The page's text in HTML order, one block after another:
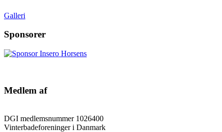
Galleri
Sponsorer
Medlem af
DGI medlemsnummer 1026400
Vinterbadeforeninger i Danmark